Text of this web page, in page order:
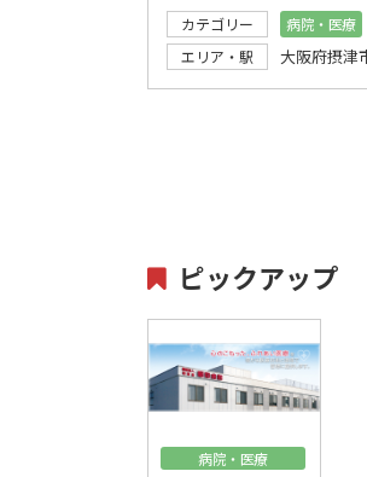
カテゴリー 病院・医療
エリア・駅
大阪府摂津
ピックアップ
病院・医療